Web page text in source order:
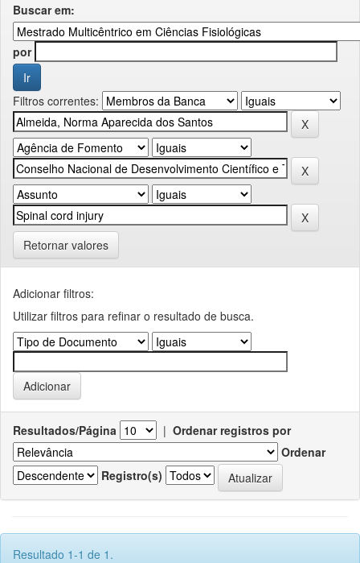
Buscar em:
por
Filtros correntes:
Retornar valores
Adicionar filtros:
Utilizar filtros para refinar o resultado de busca.
Resultados/Página | Ordenar registros por
Ordenar
Registro(s)
Resultado 1-1 de 1.